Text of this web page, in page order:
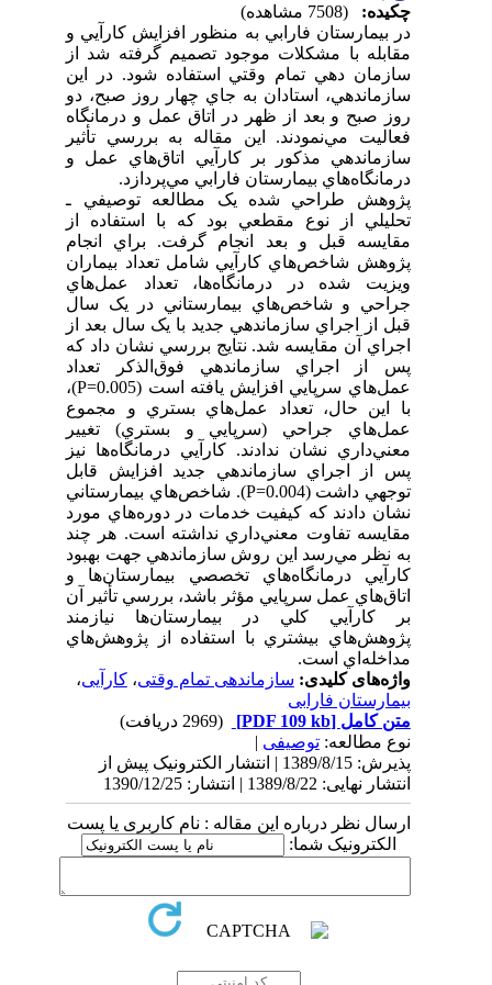
چکیده:
در بيمارستان فارابي به منظور افزايش کارآيي و
مقابله با مشکلات موجود تصميم گرفته شد از
سازمان دهي تمام وقتي استفاده شود. در اين
سازماندهي، استادان به جاي چهار روز صبح، دو
روز صبح و بعد از ظهر در اتاق عمل و درمانگاه
فعاليت مي‌نمودند. اين مقاله به بررسي تأثير
سازماندهي مذکور بر کارآيي اتاق‌هاي عمل و
درمانگاه‌هاي بيمارستان‌ فارابي مي‌پردازد.
پژوهش طراحي شده يک مطالعه توصيفي ـ
تحليلي از نوع مقطعي بود که با استفاده از
مقايسه قبل و بعد انجام گرفت. براي انجام
پژوهش شاخص‌هاي کارآيي شامل تعداد بيماران
ويزيت شده در درمانگاه‌ها، تعداد عمل‌هاي
جراحي و شاخص‌هاي بيمارستاني در يک سال
قبل از اجراي سازماندهي جديد با يک سال بعد از
اجراي آن مقايسه شد. نتايج بررسي نشان داد که
پس از اجراي سازماندهي فوق‌الذکر تعداد
عمل‌هاي سرپايي افزايش يافته است (P=0.005)،
با اين حال، تعداد عمل‌هاي بستري و مجموع
عمل‌هاي جراحي (سرپايي و بستري) تغيير
معني‌داري نشان ندادند. کارآيي درمانگاه‌ها نيز
پس از اجراي سازماندهي جديد افزايش قابل
توجهي داشت (P=0.004). شاخص‌هاي بيمارستاني
نشان دادند که کيفيت خدمات در دوره‌هاي مورد
مقايسه تفاوت معني‌داري نداشته است. هر چند
به نظر مي‌رسد اين روش سازماندهي جهت بهبود
کارآيي درمانگاه‌هاي تخصصي بيمارستان‌ها و
اتاق‌هاي عمل سرپايي مؤثر باشد، بررسي تأثير آن
بر کارآيي کلي در بيمارستان‌ها نيازمند
پژوهش‌هاي بيشتري با استفاده از پژوهش‌هاي
مداخله‌اي است.
واژه‌های کلیدی:سازماندهی تمام وقتی،کارآیی،
بیمارستان فارابی
متن کامل[PDF 109 kb]
نوع مطالعه:توصیفی|
پذیرش: 1389/8/15 | انتشار الکترونیک پیش از
انتشار نهایی: 1389/8/22 | انتشار: 1390/12/25
ارسال نظر درباره این مقاله : نام کاربری یا پست
الکترونیک شما: